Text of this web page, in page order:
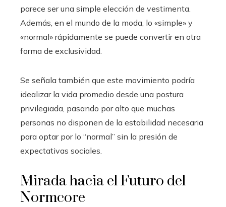
parece ser una simple elección de vestimenta.
Además, en el mundo de la moda, lo «simple» y
«normal» rápidamente se puede convertir en otra
forma de exclusividad.
Se señala también que este movimiento podría
idealizar la vida promedio desde una postura
privilegiada, pasando por alto que muchas
personas no disponen de la estabilidad necesaria
para optar por lo “normal” sin la presión de
expectativas sociales.
Mirada hacia el Futuro del
Normcore